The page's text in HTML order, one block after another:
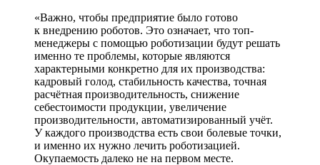
«Важно, чтобы предприятие было готово
к внедрению роботов. Это означает, что топ-
менеджеры с помощью роботизации будут решать
именно те проблемы, которые являются
характерными конкретно для их производства:
кадровый голод, стабильность качества, точная
расчётная производительность, снижение
себестоимости продукции, увеличение
производительности, автоматизированный учёт.
У каждого производства есть свои болевые точки,
и именно их нужно лечить роботизацией.
Окупаемость далеко не на первом месте.